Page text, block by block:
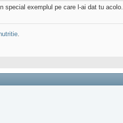
special exemplul pe care l-ai dat tu acolo.
.